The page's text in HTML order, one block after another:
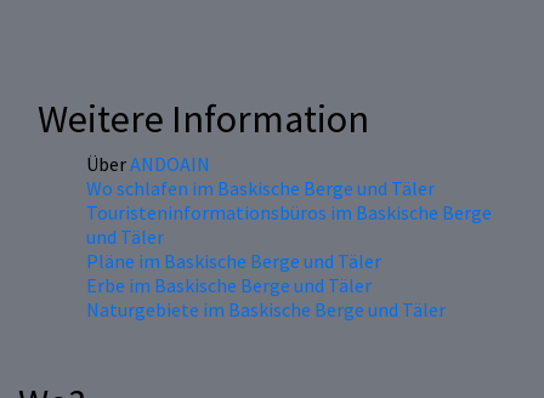
Weitere Information
ÜberANDOAIN
Wo schlafen im Baskische Berge und Täler
Touristeninformationsbüros im Baskische Berge
und Täler
Pläne im Baskische Berge und Täler
Erbe im Baskische Berge und Täler
Naturgebiete im Baskische Berge und Täler